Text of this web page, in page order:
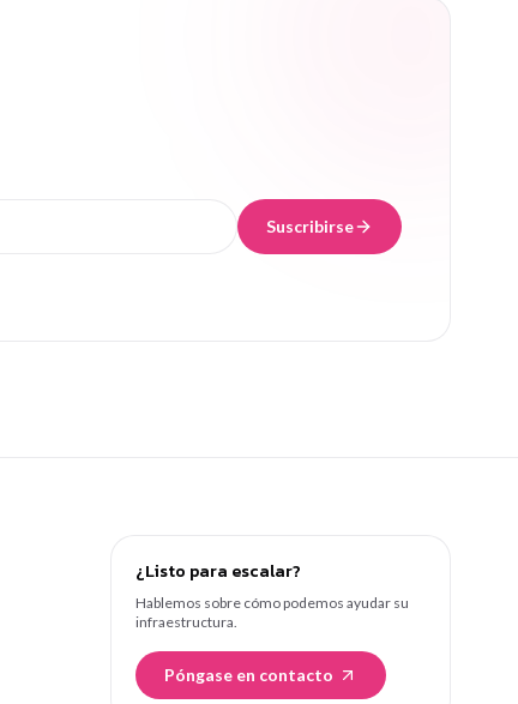
Suscribirse
¿Listo para escalar?
Hablemos sobre cómo podemos ayudar su
infraestructura.
Póngase en contacto